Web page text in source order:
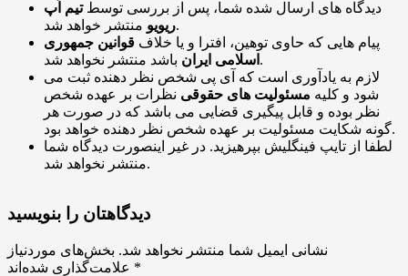
دیدگاه های ارسال شده شما، پس از بررسی توسطتیم اَپ
ریویومنتشر خواهد شد.
پیام هایی که حاوی توهین، افترا و یا خلاف قوانین جمهوری
اسلامی ایران باشد منتشر نخواهد شد.
لازم به یادآوری است که آی پی شخص نظر دهنده ثبت می
شود و کلیه مسئولیت های حقوقی نظرات بر عهده شخص
نظر بوده و قابل پیگیری قضایی می باشد که در صورت هر
گونه شکایت مسئولیت بر عهده شخص نظر دهنده خواهد بود.
لطفا از تایپ فینگلیش بپرهیزید. در غیر اینصورت دیدگاه شما
منتشر نخواهد شد.
دیدگاهتان را بنویسید
نشانی ایمیل شما منتشر نخواهد شد. بخش‌های موردنیاز
*